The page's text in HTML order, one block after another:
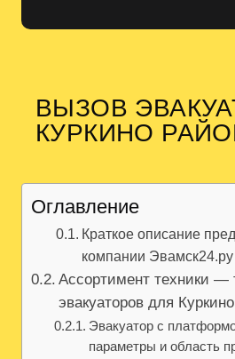
ВЫЗОВ
КУРКИНО
Оглавление
Краткое описание
компании Эвамск24.ру
Ассортимент техники —
эвакуаторов для Куркино
Эвакуатор с
параметры и область